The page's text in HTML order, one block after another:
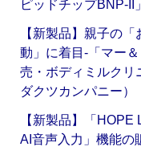
ピッドチップBNP-
【新製品】親子の
動」に着目‐「マー
売・ボディミルク
ダクツカンパニー）
【新製品】「
AI音声入力」機能